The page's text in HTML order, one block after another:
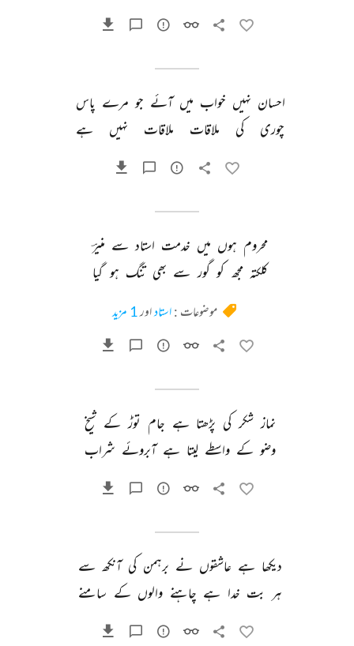
احسان نہیں خواب میں آئے جو مرے پاس
چوری
کی ملاقات ملاقات نہیں ہے
محروم ہوں میں خدمت استاد سے منیرؔ
کلکتہ مجھ کو گور سے بھی تنگ ہو گیا
موضوعات :استاداور1 مزید
نماز شکر کی پڑھتا ہے جام توڑ کے شیخ
وضو کے واسطے لیتا ہے آبروئے شراب
دیکھا ہے عاشقوں نے برہمن کی آنکھ سے
ہر بت خدا ہے چاہنے والوں کے سامنے